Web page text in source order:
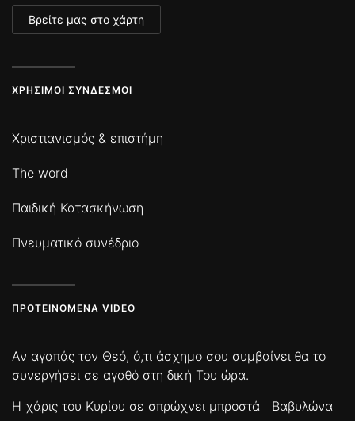
Βρείτε μας στο χάρτη
ΧΡΉΣΙΜΟΙ ΣΎΝΔΕΣΜΟΙ
Χριστιανισμός & επιστήμη
The word
Παιδική Κατασκήνωση
Πνευματικό συνέδριο
ΠΡΟΤΕΙΝΌΜΕΝΑ VIDEO
Αν αγαπάς τον Θεό, ό,τι άσχημο σου συμβαίνει θα το
συνεργήσει σε αγαθό στη δική Του ώρα.
Η χάρις του Κυρίου σε σπρώχνει μπροστά
Βαβυλώνα